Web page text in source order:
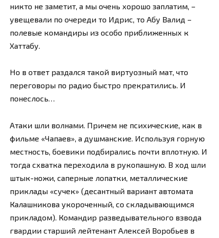
никто не заметит, а мы очень хорошо заплатим, –
увещевали по очереди то Идрис, то Абу Валид –
полевые командиры из особо приближенных к
Хаттабу.
Но в ответ раздался такой виртуозный мат, что
переговоры по радио быстро прекратились. И
понеслось…
Атаки шли волнами. Причем не психические, как в
фильме «Чапаев», а душманские. Используя горную
местность, боевики подбирались почти вплотную. И
тогда схватка переходила в рукопашную. В ход шли
штык-ножи, саперные лопатки, металлические
приклады «сучек» (десантный вариант автомата
Калашникова укороченный, со складывающимся
прикладом). Командир разведывательного взвода
гвардии старший лейтенант Алексей Воробьев в